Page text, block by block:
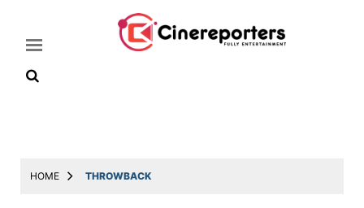
Latest
HOME THROWBACK